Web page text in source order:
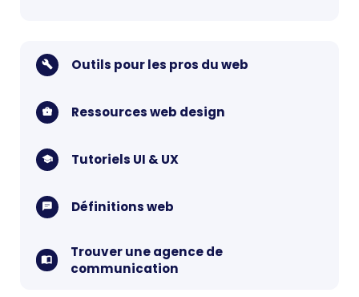
Outils pour les pros du web
Ressources web design
Tutoriels UI & UX
Définitions web
Trouver une agence de
communication